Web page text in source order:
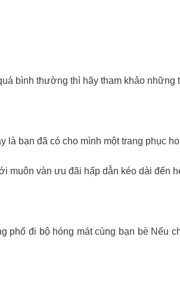
bình thường thì hãy tham khảo những
bạn đã có cho mình một trang phục
muôn vàn ưu đãi hấp dẫn kéo dài đến
đi bộ hóng mát cùng bạn bè Nếu